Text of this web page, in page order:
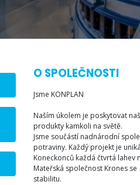
O SPOLEČNOSTI
Jsme KONPLAN
Naším úkolem je poskytovat
produkty kamkoli na světě.
Jsme součástí nadnárodní
potraviny. Každý projekt je
Koneckonců každá čtvrtá
Mateřská společnost Krones
stabilitu.